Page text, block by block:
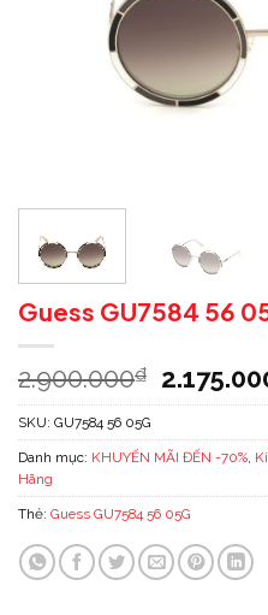
Guess GU7584 56
2.900.000₫
SKU: GU7584 56 05G
Danh mục: KHUYẾN MÃI ĐẾN -70%
Hãng
Thẻ: Guess GU7584 56 05G